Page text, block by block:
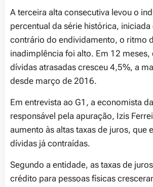
A terceira alta consecutiva levou o
percentual da série histórica,
contrário do endividamento, o ritmo
inadimplência foi alto. Em 12
dívidas atrasadas cresceu 4,5%, a
desde março de 2016.
Em entrevista ao G1, a economista
responsável pela apuração, Izis
aumento às altas taxas de juros, que
dívidas já contraídas.
Segundo a entidade, as taxas de
crédito para pessoas físicas